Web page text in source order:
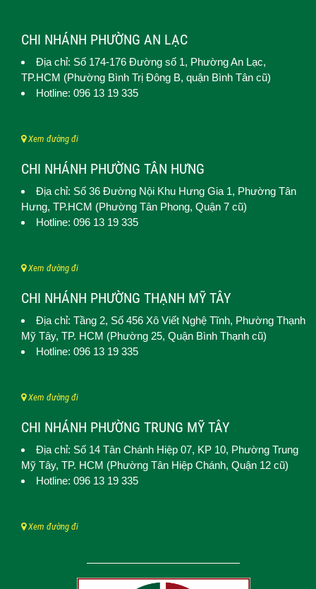
CHI NHÁNH PHƯỜNG AN LẠC
Địa chỉ: Số 174-176 Đường số 1, Phường An Lạc,
TP.HCM (Phường Bình Trị Đông B, quận Bình Tân cũ)
Hotline: 096 13 19 335
Xem đường đi
CHI NHÁNH PHƯỜNG TÂN HƯNG
Địa chỉ: Số 36 Đường Nội Khu Hưng Gia 1, Phường Tân
Hưng, TP.HCM (Phường Tân Phong, Quận 7 cũ)
Hotline: 096 13 19 335
Xem đường đi
CHI NHÁNH PHƯỜNG THẠNH MỸ TÂY
Địa chỉ: Tầng 2, Số 456 Xô Viết Nghệ Tĩnh, Phường Thạnh
Mỹ Tây, TP. HCM (Phường 25, Quận Bình Thạnh cũ)
Hotline: 096 13 19 335
Xem đường đi
CHI NHÁNH PHƯỜNG TRUNG MỸ TÂY
Địa chỉ: Số 14 Tân Chánh Hiệp 07, KP 10, Phường Trung
Mỹ Tây, TP. HCM (Phường Tân Hiệp Chánh, Quận 12 cũ)
Hotline: 096 13 19 335
Xem đường đi